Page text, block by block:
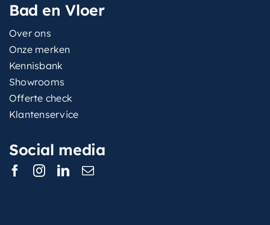
Bad en Vloer
Over ons
Onze merken
Kennisbank
Showrooms
Offerte check
Klantenservice
Social media